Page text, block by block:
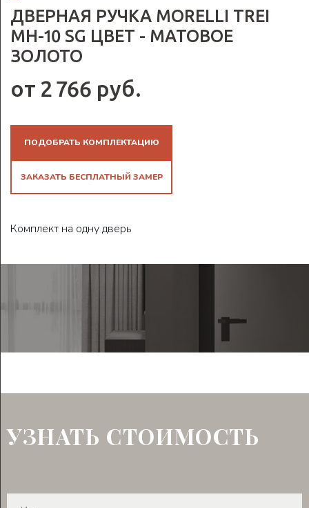
ДВЕРНАЯ РУЧКА MORELLI TREI
MH-10 SG ЦВЕТ - МАТОВОЕ
ЗОЛОТО
от 2 766 руб.
ПОДОБРАТЬ КОМПЛЕКТАЦИЮ
ЗАКАЗАТЬ БЕСПЛАТНЫЙ ЗАМЕР
Комплект на одну дверь
УЗНАТЬ СТОИМОСТЬ